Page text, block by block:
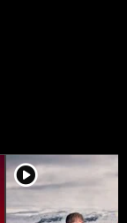
player2